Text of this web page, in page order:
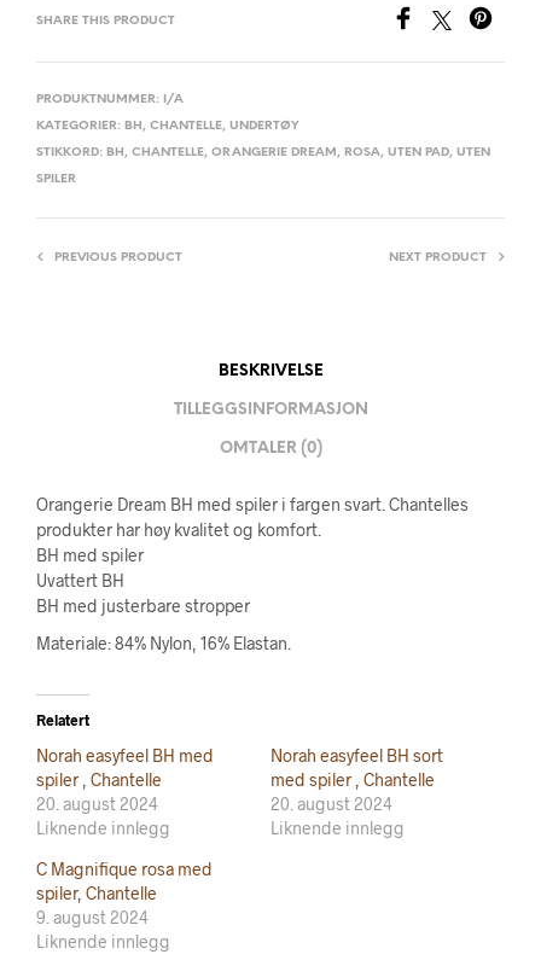
SHARE THIS PRODUCT
PRODUKTNUMMER: I/A
KATEGORIER: BH, CHANTELLE, UNDERTØY
STIKKORD: BH, CHANTELLE, ORANGERIE DREAM, ROSA, UTEN PAD, UTEN
SPILER
PREVIOUS PRODUCT NEXT PRODUCT
BESKRIVELSE
TILLEGGSINFORMASJON
OMTALER (0)
Orangerie Dream BH med spiler i fargen svart. Chantelles
produkter har høy kvalitet og komfort.
BH med spiler
Uvattert BH
BH med justerbare stropper
Materiale: 84% Nylon, 16% Elastan.
Relatert
Norah easyfeel BH med
spiler , Chantelle
20. august 2024
Liknende innlegg
Norah easyfeel BH sort
med spiler , Chantelle
20. august 2024
Liknende innlegg
C Magnifique rosa med
spiler, Chantelle
9. august 2024
Liknende innlegg